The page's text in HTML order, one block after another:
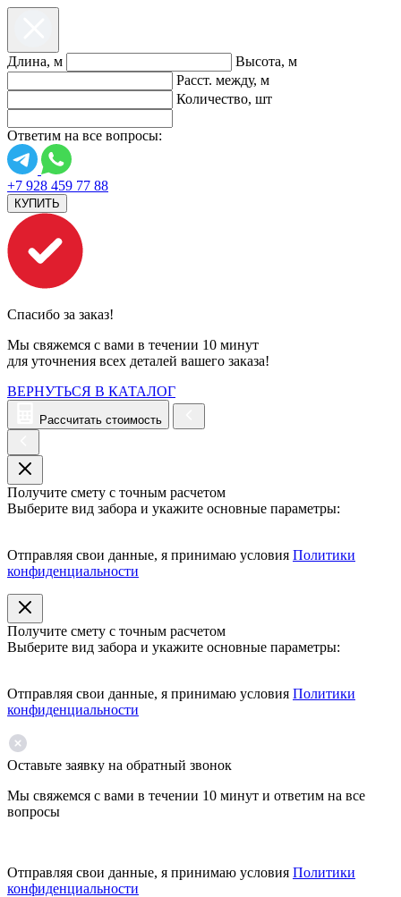
Длина, м
Высота, м
Расст. между, м
Количество, шт
Ответим на все вопросы:
+7 928 459 77 88
КУПИТЬ
Спасибо за заказ!
Мы свяжемся с вами в течении 10 минут
для уточнения всех деталей вашего заказа!
ВЕРНУТЬСЯ В КАТАЛОГ
Рассчитать стоимость
Получите смету с точным расчетом
Выберите вид забора и укажите основные параметры:
Отправляя свои данные, я принимаю условия Политики
конфиденциальности
Получите смету с точным расчетом
Выберите вид забора и укажите основные параметры:
Отправляя свои данные, я принимаю условия Политики
конфиденциальности
Оставьте заявку на обратный звонок
Мы свяжемся с вами в течении 10 минут и ответим на все
вопросы
Отправляя свои данные, я принимаю условия Политики
конфиденциальности